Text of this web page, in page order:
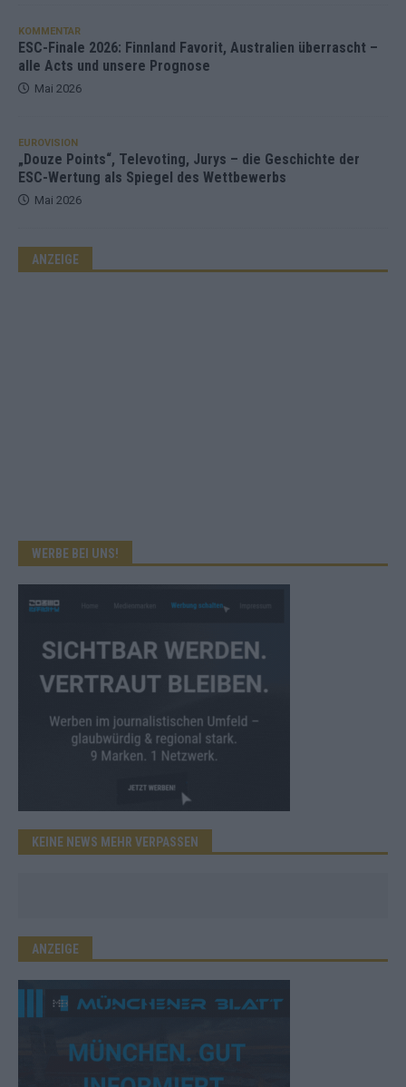
KOMMENTAR
ESC-Finale 2026: Finnland Favorit, Australien überrascht –
alle Acts und unsere Prognose
Mai 2026
EUROVISION
„Douze Points“, Televoting, Jurys – die Geschichte der
ESC-Wertung als Spiegel des Wettbewerbs
Mai 2026
ANZEIGE
WERBE BEI UNS!
KEINE NEWS MEHR VERPASSEN
ANZEIGE